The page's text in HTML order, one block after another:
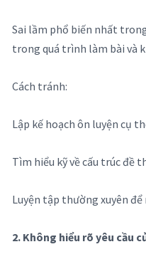
Sai lầm phổ biến nhất
trong quá trình làm bài và
Cách tránh:
Lập kế hoạch ôn luyện cụ
Tìm hiểu kỹ về cấu trúc đề
Luyện tập thường xuyên
2. Không hiểu rõ yêu cầu